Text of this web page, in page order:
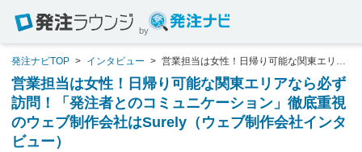
by
発注ナビTOP > インタビュー > 営業担当は女性！日帰り可能な関東エリア
なら必ず訪問！「発注者とのコミュニケーション」徹底重視のウェブ制作会社
はSurely（ウェブ制作会社インタビュー）
営業担当は女性！日帰り可能な関東エリアなら必ず
訪問！「発注者とのコミュニケーション」徹底重視
のウェブ制作会社はSurely（ウェブ制作会社インタ
ビュー）